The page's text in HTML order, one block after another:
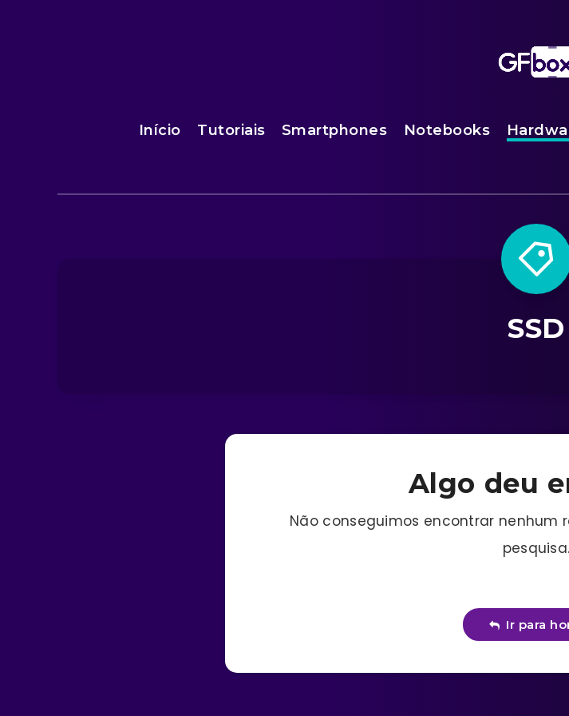
Início Tutoriais Smartphones Notebooks
SSD
Algo deu
Não conseguimos encontrar nenhum
pesquisa.
Ir para